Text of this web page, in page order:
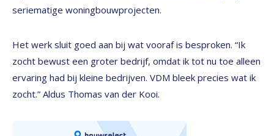
seriematige woningbouwprojecten.
Het werk sluit goed aan bij wat vooraf is besproken. “Ik
zocht bewust een groter bedrijf, omdat ik tot nu toe alleen
ervaring had bij kleine bedrijven. VDM bleek precies wat ik
zocht.” Aldus Thomas van der Kooi.